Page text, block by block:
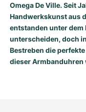
Omega De Ville. Seit
Handwerkskunst aus
entstanden unter dem
unterscheiden, doch
Bestreben die
dieser Armbanduhren